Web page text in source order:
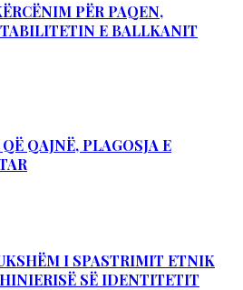
PËR PAQEN,
E BALLKANIT
QAJNË, PLAGOSJA E
I SPASTRIMIT ETNIK
SË IDENTITETIT